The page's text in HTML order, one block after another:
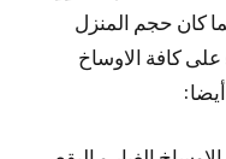
كان حجم المنزل
كافة الاوساخ